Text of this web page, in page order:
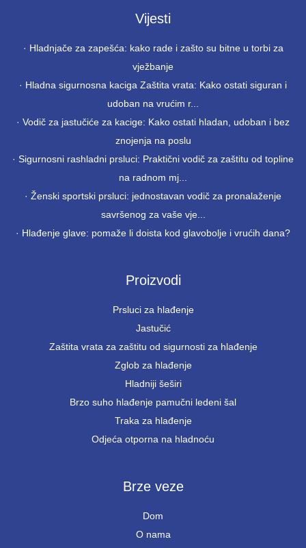
Vijesti
· Hladnjače za zapešća: kako rade i zašto su bitne u torbi za
vježbanje
· Hladna sigurnosna kaciga Zaštita vrata: Kako ostati siguran i
udoban na vrućim r...
· Vodič za jastučiće za kacige: Kako ostati hladan, udoban i bez
znojenja na poslu
· Sigurnosni rashladni prsluci: Praktični vodič za zaštitu od topline
na radnom mj...
· Ženski sportski prsluci: jednostavan vodič za pronalaženje
savršenog za vaše vje...
· Hlađenje glave: pomaže li doista kod glavobolje i vrućih dana?
Proizvodi
Prsluci za hlađenje
Jastučić
Zaštita vrata za zaštitu od sigurnosti za hlađenje
Zglob za hlađenje
Hladniji šeširi
Brzo suho hlađenje pamučni ledeni šal
Traka za hlađenje
Odjeća otporna na hladnoću
Brze veze
Dom
O nama